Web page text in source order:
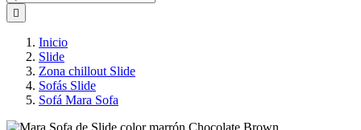

Inicio
Slide
Zona chillout Slide
Sofás Slide
Sofá Mara Sofa